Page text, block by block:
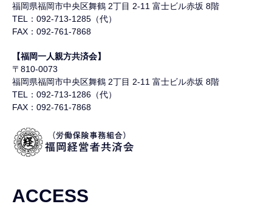
福岡県福岡市中央区舞鶴 2丁目 2-11 富士ビル赤坂 8階
TEL：092-713-1285（代）
FAX：092-761-7868
【福岡一人親方共済会】
〒810-0073
福岡県福岡市中央区舞鶴 2丁目 2-11 富士ビル赤坂 8階
TEL：092-713-1286（代）
FAX：092-761-7868
ACCESS